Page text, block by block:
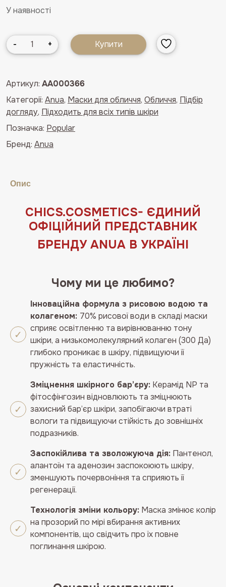
У наявності
Гідрогелева
колагенова
сяйва
шкіри
обличчя
ANUA
70
Mask
- + Купити
Артикул: AA000366
Категорії: Anua, Маски для обличчя, Обличчя, Підбір
догляду, Підходить для всіх типів шкіри
Позначка: Popular
Бренд: Anua
Опис
СHICS.COSMETICS- ЄДИНИЙ
ОФIЦIЙНИЙ ПРЕДСТАВНИК
БРЕНДУ ANUA В УКРАЇНІ
Чому ми це любимо?
Інноваційна формула з рисовою водою та
колагеном: 70% рисової води в складі маски
сприяє освітленню та вирівнюванню тону
шкіри, а низькомолекулярний колаген (300 Да)
глибоко проникає в шкіру, підвищуючи її
пружність та еластичність.
Зміцнення шкірного бар’єру: Керамід NP та
фітосфінгозин відновлюють та зміцнюють
захисний бар’єр шкіри, запобігаючи втраті
вологи та підвищуючи стійкість до зовнішніх
подразників.
Заспокійлива та зволожуюча дія: Пантенол,
алантоїн та аденозин заспокоюють шкіру,
зменшують почервоніння та сприяють її
регенерації.
Технологія зміни кольору: Маска змінює колір
на прозорий по мірі вбирання активних
компонентів, що свідчить про їх повне
поглинання шкірою.